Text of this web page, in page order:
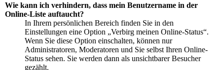
Wie kann ich verhindern, dass mein Benutzername in der
Online-Liste auftaucht?
In Ihrem persönlichen Bereich finden Sie in den
Einstellungen eine Option „Verbirg meinen Online-Status“.
Wenn Sie diese Option einschalten, können nur
Administratoren, Moderatoren und Sie selbst Ihren Online-
Status sehen. Sie werden dann als unsichtbarer Besucher
gezählt.